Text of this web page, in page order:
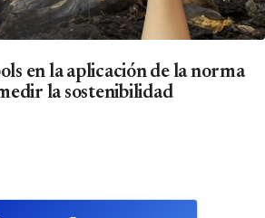
en la aplicación de la norma
la sostenibilidad